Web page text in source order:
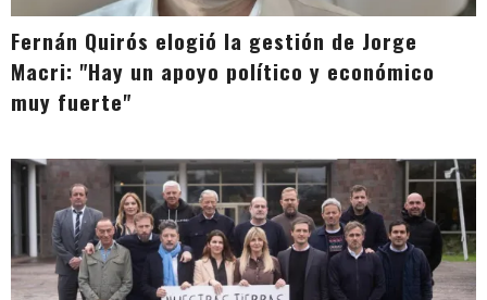
Fernán Quirós elogió la gestión de Jorge
Macri: "Hay un apoyo político y económico
muy fuerte"